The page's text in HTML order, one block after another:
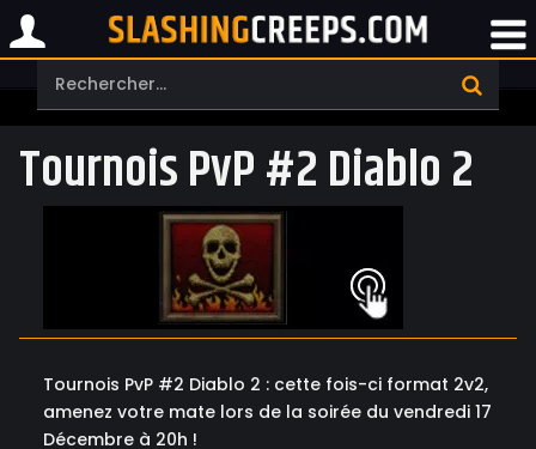
Tournois PvP #2 Diablo 2
Tournois PvP #2 Diablo 2 : cette fois-ci format 2v2,
amenez votre mate lors de la soirée du vendredi 17
Décembre à 20h !